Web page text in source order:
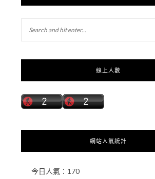
線上人數
網站人氣統計
今日人氣： 170